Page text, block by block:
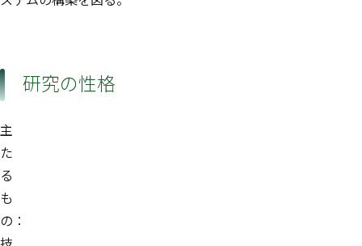
研究の性格
主
た
る
も
の：